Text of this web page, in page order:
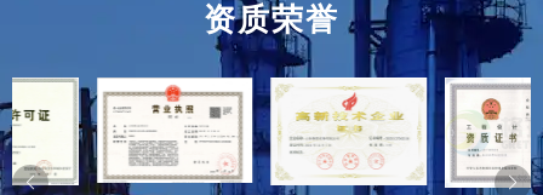
资质荣誉